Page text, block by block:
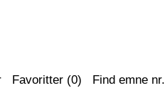
Favoritter (0) Find emne nr.